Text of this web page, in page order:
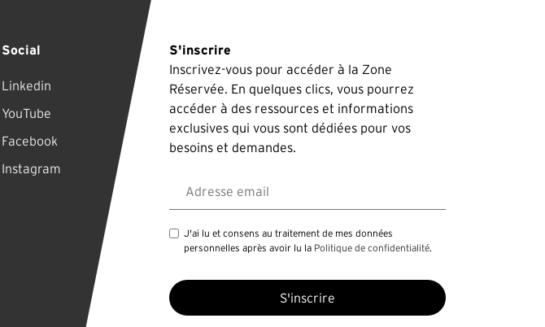
Social
Linkedin
YouTube
Facebook
Instagram
S'inscrire
Inscrivez-vous pour accéder à la Zone
Réservée. En quelques clics, vous pourrez
accéder à des ressources et informations
exclusives qui vous sont dédiées pour vos
besoins et demandes.
J'ai lu et consens au traitement de mes données
personnelles après avoir lu la Politique de confidentialité.
S'inscrire